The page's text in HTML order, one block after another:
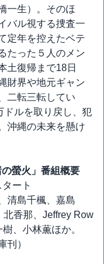
一生）。そのほ
バル視する捜査一
定年を控えたベテ
たった５人のメン
土復帰まで18日
財界や地元ギャン
二転三転してい
ルを取り戻し、犯
沖縄の未来を懸け
螢火」番組概要
ート
清島千楓、嘉島
北香那、Jeffrey Row
、小林薫ほか。
刊）